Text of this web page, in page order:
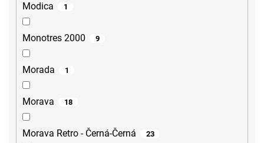
Modica 1
Monotres 2000 9
Morada 1
Morava 18
Morava Retro - Černá-Černá 23